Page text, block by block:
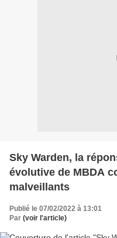
Sky Warden, la
évolutive de MBDA
malveillants
Publié le 07/02/2022 à 13:01
Par (voir l'article)